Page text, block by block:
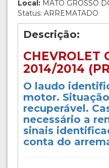
Local: MATO GROSSO
Status: ARREMATADO
Descrição:
CHEVROLET
2014/2014
O laudo
motor.
recuperável.
necessário a
sinais
conta do